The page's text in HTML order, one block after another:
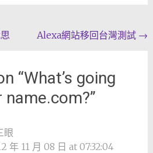
Alexa網站移回台灣測試 →
“What’s going
name.com?”
眼
年 11 月 08 日 at 07:32:04